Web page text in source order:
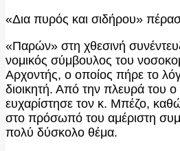
«Δια πυρός και σιδήρου»
«Παρών» στη χθεσινή
νομικός σύμβουλος του
Αρχοντής, ο οποίος πήρε το
διοικητή. Από την πλευρά του
ευχαρίστησε τον κ. Μπέζο,
στο πρόσωπό του αμέριστη
πολύ δύσκολο θέμα.